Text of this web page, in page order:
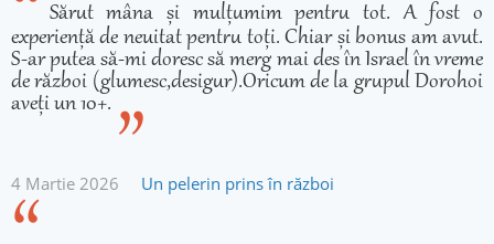
Sărut mâna și mulțumim pentru tot. A fost o
experiență de neuitat pentru toți. Chiar și bonus am avut.
S-ar putea să-mi doresc să merg mai des în Israel în vreme
de război (glumesc,desigur).Oricum de la grupul Dorohoi
aveți un 10+.
4 Martie 2026 Un pelerin prins în război